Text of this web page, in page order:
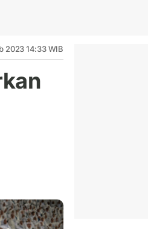
2023 14:33 WIB